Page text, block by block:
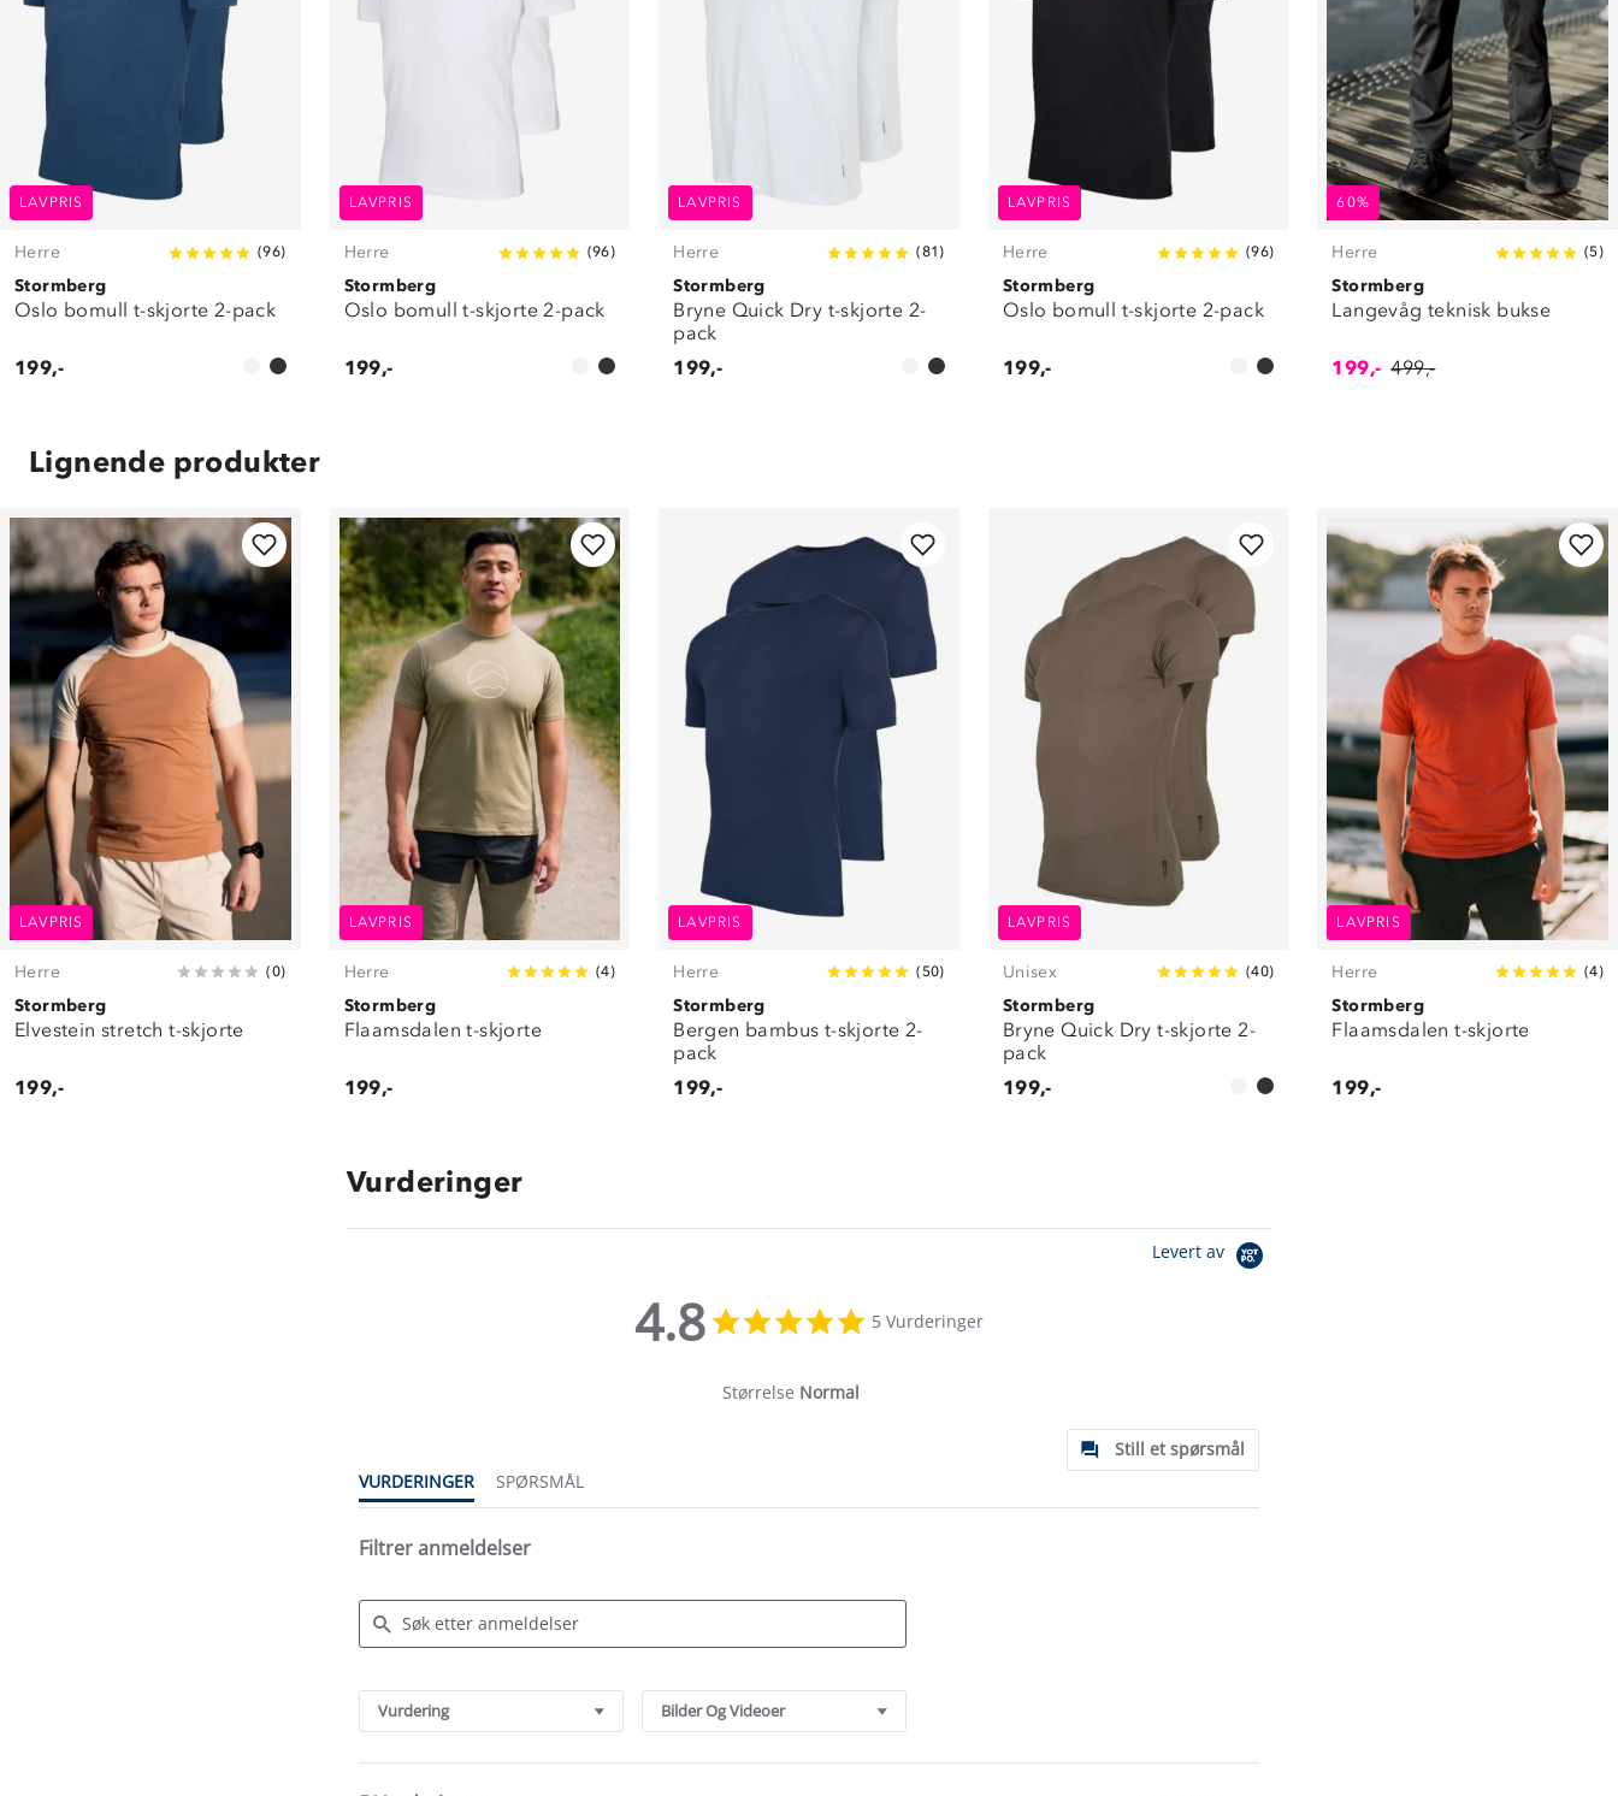
LAVPRIS
Herre (96)
Stormberg
Oslo bomull t-skjorte 2-pack
199,-
LAVPRIS
Herre (96)
Stormberg
Oslo bomull t-skjorte 2-pack
199,-
LAVPRIS
Herre (81 )
Stormberg
Bryne Quick Dry t-skjorte 2-
pack
199,-
LAVPRIS
Herre (96)
Stormberg
Oslo bomull t-skjorte 2-pack
199,-
60%
Herre (5)
Stormberg
Langevåg teknisk bukse
199,- 499,-
Lignende produkter
LAVPRIS
Herre (0)
Stormberg
Elvestein stretch t-skjorte
199,-
LAVPRIS
Herre (4)
Stormberg
Flaamsdalen t-skjorte
199,-
LAVPRIS
Herre (50)
Stormberg
Bergen bambus t-skjorte 2-
pack
199,-
LAVPRIS
Unisex (40)
Stormberg
Bryne Quick Dry t-skjorte 2-
pack
199,-
LAVPRIS
Herre (4)
Stormberg
Flaamsdalen t-skjorte
199,-
Vurderinger
Levert av
4.8
star
5 Vurderinger
Størrelse Normal
Still et spørsmål
VURDERINGER
SPØRSMÅL
Filtrer anmeldelser
Reviews
Vurdering Bilder Og Videoer